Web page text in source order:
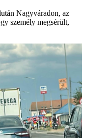
Nagyváradon, az
személy megsérült,